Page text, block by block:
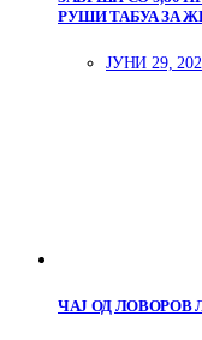
РУШИ ТАБУА ЗА
ЈУНИ 29,
ЧАЈ ОД ЛОВОРОВ